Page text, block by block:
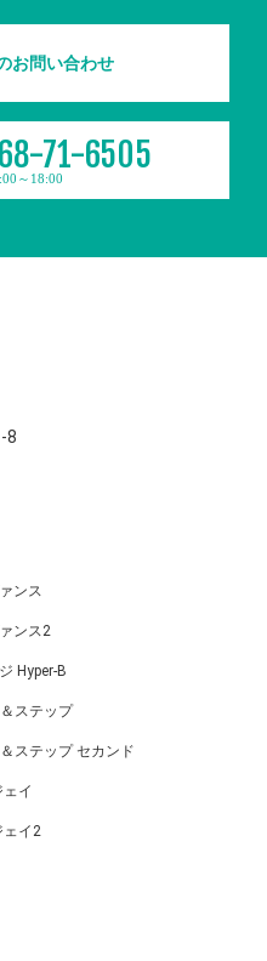
お問い合わせ
71-6505
～18:00
8
ンス
ンス2
Hyper-B
ステップ
ステップ セカンド
イ
ェイ2